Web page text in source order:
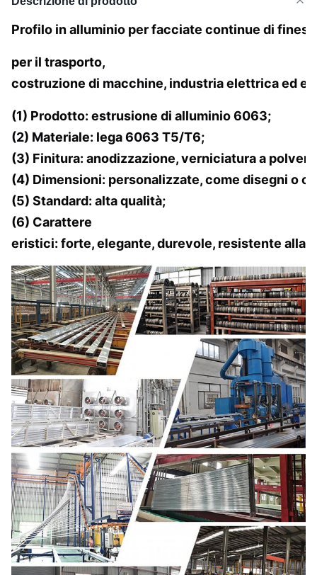
Profilo in alluminio per facciate continue di
per il trasporto,
costruzione di macchine, industria elettrica ed
(1) Prodotto: estrusione di alluminio 6063;
(2) Materiale: lega 6063 T5/T6;
(3) Finitura: anodizzazione, verniciatura a
(4) Dimensioni: personalizzate, come disegni o
(5) Standard: alta qualità;
(6) Carattere
eristici: forte, elegante, durevole, resistente alla